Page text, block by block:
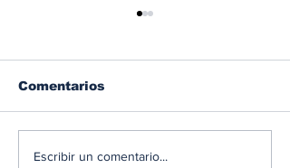
Albaisa deja la
Comentarios
Escribir un comentario...